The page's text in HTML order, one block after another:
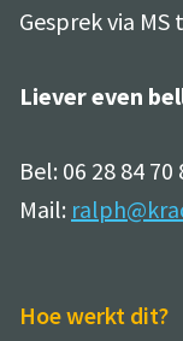
Gesprek via MS
Liever even
Bel: 06 28 84 70
Mail:
Hoe werkt dit?